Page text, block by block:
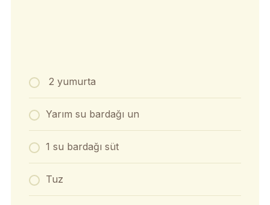
2 yumurta
Yarım su bardağı un
1 su bardağı süt
Tuz